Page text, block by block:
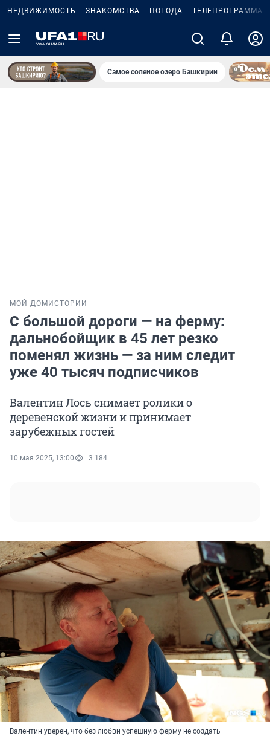
НЕДВИЖИМОСТЬ ЗНАКОМСТВА ПОГОДА ТЕЛЕПРОГРАММА
Самое соленое озеро Башкирии
МОЙ ДОМ ИСТОРИИ
С большой дороги — на ферму:
дальнобойщик в 45 лет резко
поменял жизнь — за ним следит
уже 40 тысяч подписчиков
Валентин Лось снимает ролики о
деревенской жизни и принимает
зарубежных гостей
10 мая 2025, 13:00 3 184
Валентин уверен, что без любви успешную ферму не создать